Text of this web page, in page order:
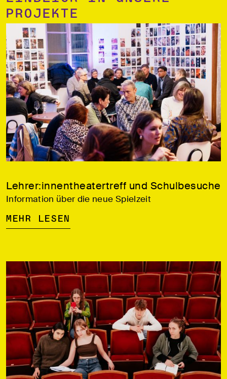
Projekte
Lehrer:innentheatertreff und Schulbesuche
Information über die neue Spielzeit
Mehr lesen